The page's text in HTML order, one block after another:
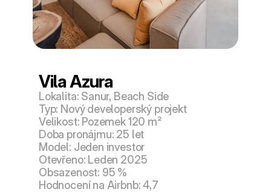
Vila Azura
Lokalita: Sanur, Beach Side
Typ: Nový developerský projekt
Velikost: Pozemek 120 m²
Doba pronájmu: 25 let
Model: Jeden investor
Otevřeno: Leden 2025
Obsazenost: 95 %
Hodnocení na Airbnb: 4,7